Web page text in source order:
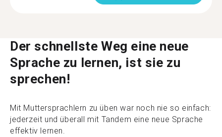
Der schnellste Weg eine neue
Sprache zu lernen, ist sie zu
sprechen!
Mit Muttersprachlern zu üben war noch nie so einfach:
jederzeit und überall mit Tandem eine neue Sprache
effektiv lernen.